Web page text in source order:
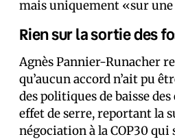
mais uniquement «sur
Rien sur la sortie des
Agnès Pannier-Runacher
qu’aucun accord n’ait pu
des politiques de baisse
effet de serre, reportant la
négociation à la COP30 qui